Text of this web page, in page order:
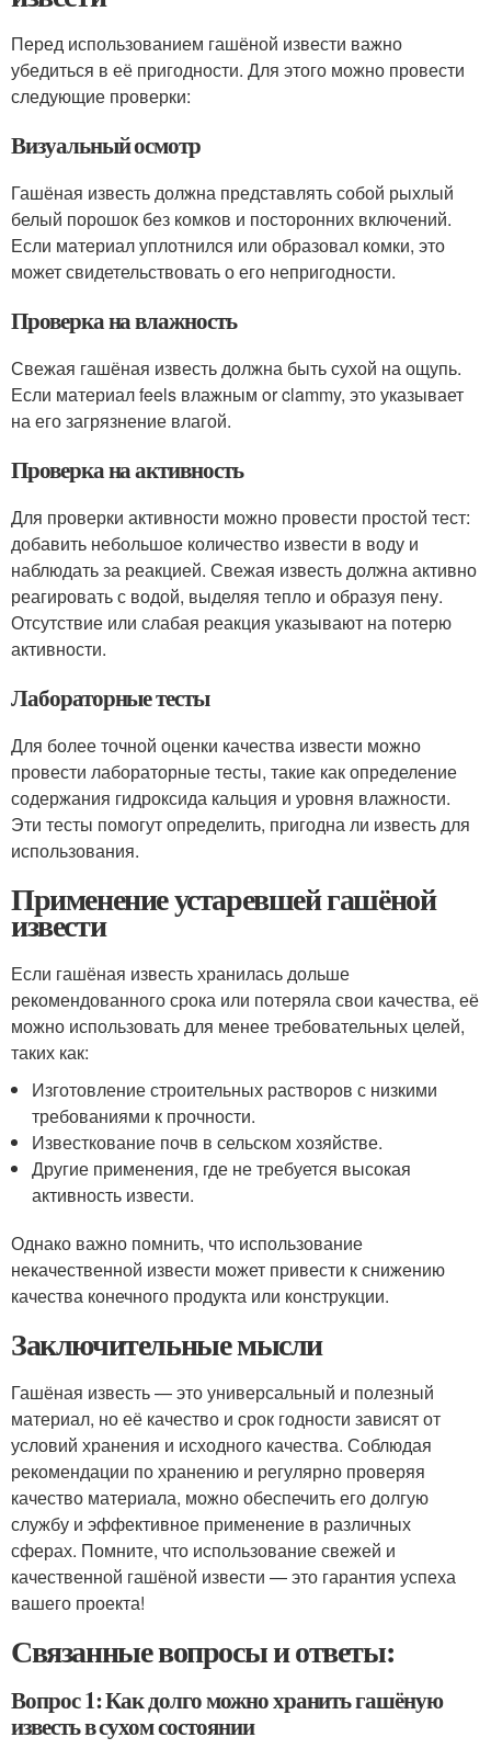
Перед использованием гашёной извести важно
убедиться в её пригодности. Для этого можно провести
следующие проверки:
Визуальный осмотр
Гашёная известь должна представлять собой рыхлый
белый порошок без комков и посторонних включений.
Если материал уплотнился или образовал комки, это
может свидетельствовать о его непригодности.
Проверка на влажность
Свежая гашёная известь должна быть сухой на ощупь.
Если материал feels влажным or clammy, это указывает
на его загрязнение влагой.
Проверка на активность
Для проверки активности можно провести простой тест:
добавить небольшое количество извести в воду и
наблюдать за реакцией. Свежая известь должна активно
реагировать с водой, выделяя тепло и образуя пену.
Отсутствие или слабая реакция указывают на потерю
активности.
Лабораторные тесты
Для более точной оценки качества извести можно
провести лабораторные тесты, такие как определение
содержания гидроксида кальция и уровня влажности.
Эти тесты помогут определить, пригодна ли известь для
использования.
Применение устаревшей гашёной
извести
Если гашёная известь хранилась дольше
рекомендованного срока или потеряла свои качества, её
можно использовать для менее требовательных целей,
таких как:
Изготовление строительных растворов с низкими
требованиями к прочности.
Известкование почв в сельском хозяйстве.
Другие применения, где не требуется высокая
активность извести.
Однако важно помнить, что использование
некачественной извести может привести к снижению
качества конечного продукта или конструкции.
Заключительные мысли
Гашёная известь — это универсальный и полезный
материал, но её качество и срок годности зависят от
условий хранения и исходного качества. Соблюдая
рекомендации по хранению и регулярно проверяя
качество материала, можно обеспечить его долгую
службу и эффективное применение в различных
сферах. Помните, что использование свежей и
качественной гашёной извести — это гарантия успеха
вашего проекта!
Связанные вопросы и ответы:
Вопрос 1: Как долго можно хранить гашёную
известь в сухом состоянии